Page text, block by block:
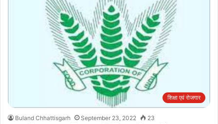
शिक्षा एवं रोजगार
Buland Chhattisgarh September 23, 2022 23